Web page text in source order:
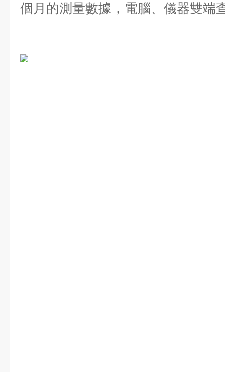
個月的測量數據，電腦、儀器雙端